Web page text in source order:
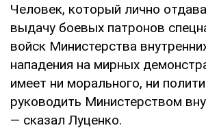
Человек, который лично
выдачу боевых патронов
войск Министерства
нападения на мирных
имеет ни морального, ни
руководить Министерством
— сказал Луценко.